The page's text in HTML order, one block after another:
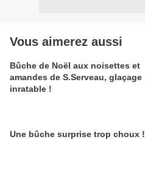
Vous aimerez aussi
Bûche de Noël aux noisettes et
amandes de S.Serveau, glaçage
inratable !
Une bûche surprise trop choux !